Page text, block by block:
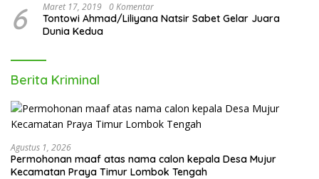
6 Maret 17, 2019 0 Komentar
Tontowi Ahmad/Liliyana Natsir Sabet Gelar Juara
Dunia Kedua
Berita Kriminal
Agustus 1, 2026
Permohonan maaf atas nama calon kepala Desa Mujur
Kecamatan Praya Timur Lombok Tengah